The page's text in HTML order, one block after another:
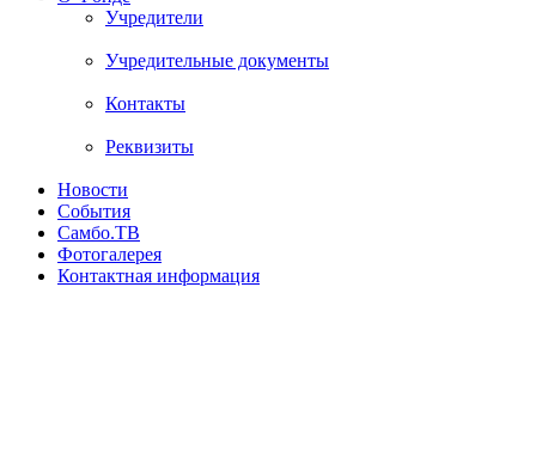
Учредители
Учредительные документы
Контакты
Реквизиты
Новости
События
Самбо.ТВ
Фотогалерея
Контактная информация